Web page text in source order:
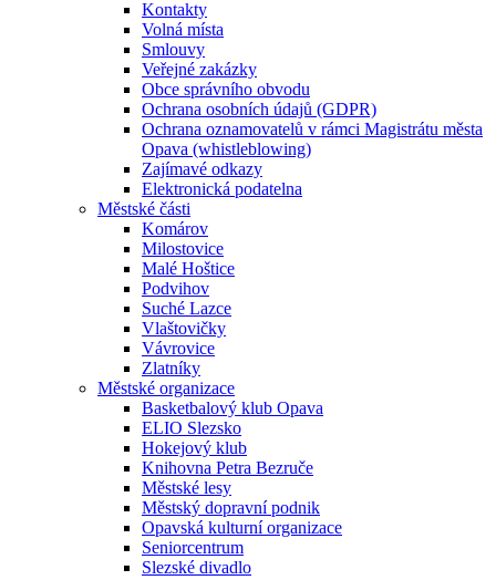
Kontakty
Volná místa
Smlouvy
Veřejné zakázky
Obce správního obvodu
Ochrana osobních údajů (GDPR)
Ochrana oznamovatelů v rámci Magistrátu města
Opava (whistleblowing)
Zajímavé odkazy
Elektronická podatelna
Městské části
Komárov
Milostovice
Malé Hoštice
Podvihov
Suché Lazce
Vlaštovičky
Vávrovice
Zlatníky
Městské organizace
Basketbalový klub Opava
ELIO Slezsko
Hokejový klub
Knihovna Petra Bezruče
Městské lesy
Městský dopravní podnik
Opavská kulturní organizace
Seniorcentrum
Slezské divadlo